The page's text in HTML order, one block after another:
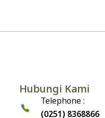
Hubungi Kami
Telephone :
(0251) 8368866